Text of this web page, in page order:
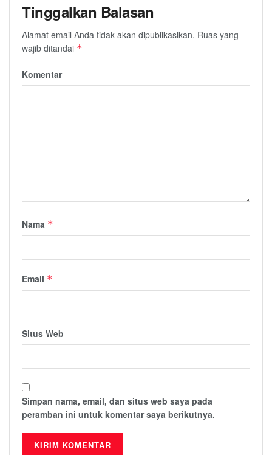
Tinggalkan Balasan
Alamat email Anda tidak akan dipublikasikan. Ruas yang
wajib ditandai *
Komentar
Nama *
Email *
Situs Web
Simpan nama, email, dan situs web saya pada
peramban ini untuk komentar saya berikutnya.